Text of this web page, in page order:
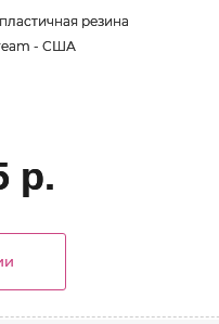
резина
- США
р.